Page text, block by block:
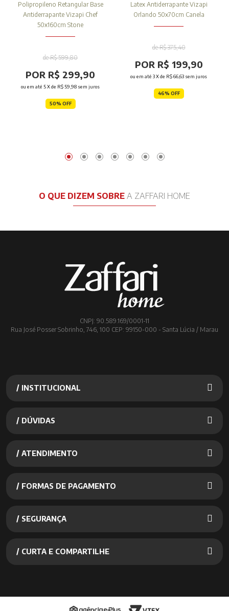
Polipropileno Retangular Base
Antiderrapante Vizapi Chef
50x160cm Stone
de R$ 599,80
POR R$ 299,90
ou em até 5X de R$ 59,98 sem juros
50% OFF
Latex Antiderrapante Vizapi
Orlando 50x70cm Canela
de R$ 375,40
POR R$ 199,90
ou em até 3X de R$ 66,63 sem juros
46% OFF
O QUE DIZEM SOBRE A ZAFFARI HOME
CNPJ: 90.589.169/0001-11
Rua José Posser Sobrinho, 746, 100 CEP: 99150-000 - Santa Lúcia / Marau
/ INSTITUCIONAL
/ DÚVIDAS
/ ATENDIMENTO
/ FORMAS DE PAGAMENTO
/ SEGURANÇA
/ CURTA E COMPARTILHE